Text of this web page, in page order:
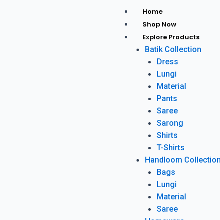
Home
Shop Now
Explore Products
Batik Collection
Dress
Lungi
Material
Pants
Saree
Sarong
Shirts
T-Shirts
Handloom
Bags
Lungi
Material
Saree